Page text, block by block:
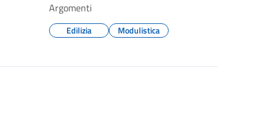
Argomenti
Edilizia Modulistica